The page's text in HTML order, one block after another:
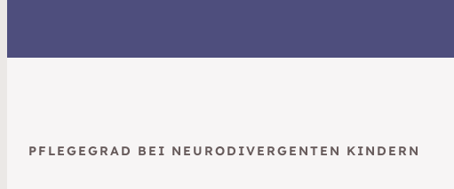
PFLEGEGRAD BEI NEURODIVERGENTEN KINDERN